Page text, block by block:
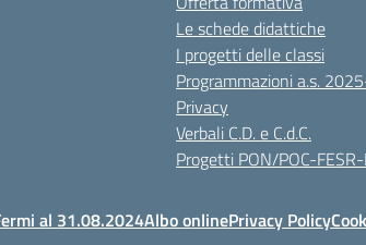
Le schede didattiche
I progetti delle classi
Programmazioni a.s.
Privacy
Verbali C.D. e C.d.C.
Progetti PON/POC-
al 31.08.2024Albo onlinePrivacy Policy